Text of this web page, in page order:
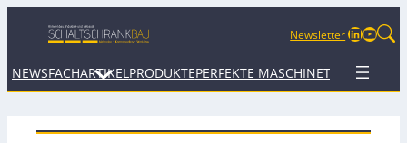
NewsletterLinkedIn
NEWSFACHARTIKEL PRODUKTEPERFEKTE MASCHINETERMINE